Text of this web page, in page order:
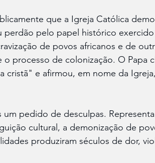
que a Igreja Católica
perdão pelo papel histórico
de povos africanos e de
processo de colonização. O Papa
cristã" e afirmou, em nome da
um pedido de desculpas.
cultural, a demonização de
produziram séculos de dor,